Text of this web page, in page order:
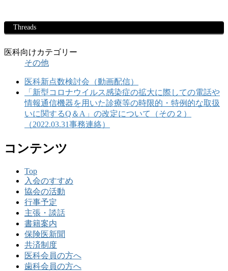
Threads
医科向けカテゴリー
その他
医科新点数検討会（動画配信）
「新型コロナウイルス感染症の拡大に際しての電話や
情報通信機器を用いた診療等の時限的・特例的な取扱
いに関するQ＆A」の改定について（その２）
（2022.03.31事務連絡）
コンテンツ
Top
入会のすすめ
協会の活動
行事予定
主張・談話
書籍案内
保険医新聞
共済制度
医科会員の方へ
歯科会員の方へ